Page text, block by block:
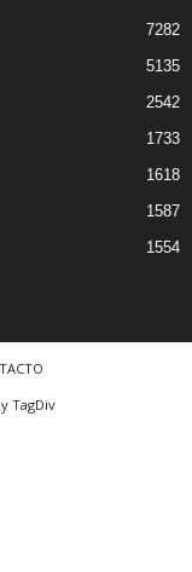
7282
5135
2542
1733
1618
1587
1554
TagDiv